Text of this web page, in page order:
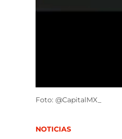
Foto: @CapitalMX_
POSTED
NOTICIAS